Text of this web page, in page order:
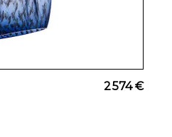
2 574 €